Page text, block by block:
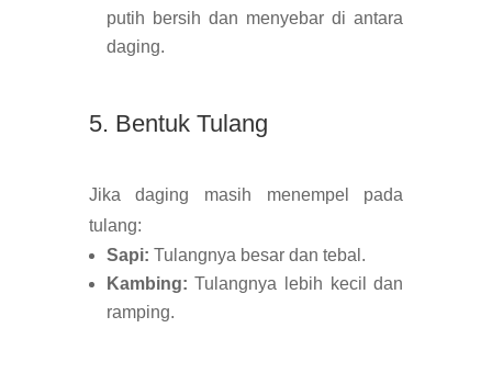
putih bersih dan menyebar di antara
daging.
5. Bentuk Tulang
Jika daging masih menempel pada
tulang:
Sapi: Tulangnya besar dan tebal.
Kambing:Tulangnya lebih kecil dan
ramping.